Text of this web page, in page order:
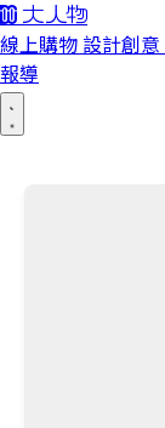
線上購物 設計創意
報導